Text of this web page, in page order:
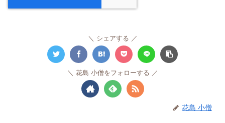
シェアする
花島 小僧をフォローする
花島 小僧